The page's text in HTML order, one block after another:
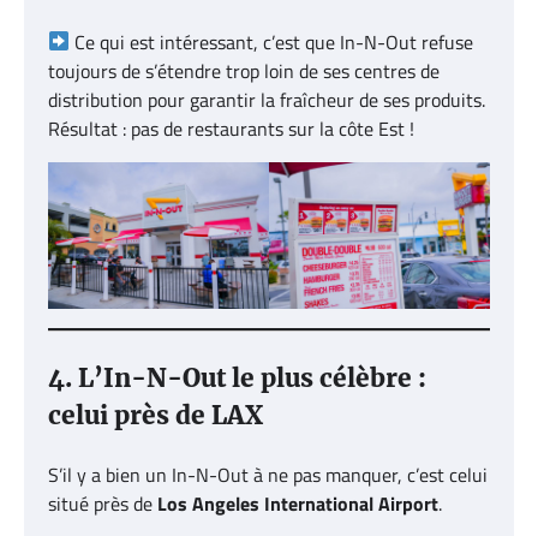
Ce qui est intéressant, c’est que In-N-Out refuse
toujours de s’étendre trop loin de ses centres de
distribution pour garantir la fraîcheur de ses produits.
Résultat : pas de restaurants sur la côte Est !
4. L’In-N-Out le plus célèbre :
celui près de LAX
S’il y a bien un In-N-Out à ne pas manquer, c’est celui
situé près de Los Angeles International Airport.